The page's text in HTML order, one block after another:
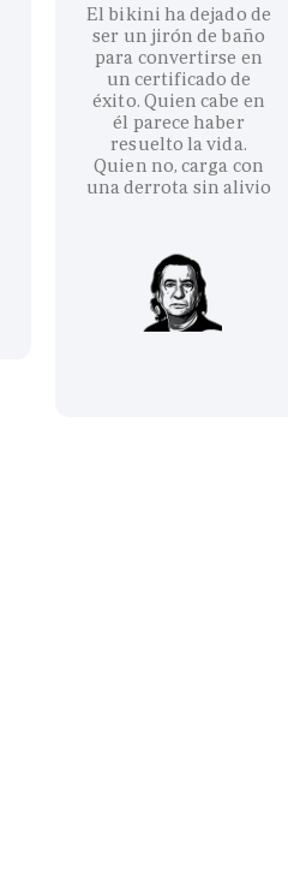
El bikini ha dejado de
ser un jirón de baño
para convertirse en
un certificado de
éxito. Quien cabe en
él parece haber
resuelto la vida.
Quien no, carga con
una derrota sin alivio